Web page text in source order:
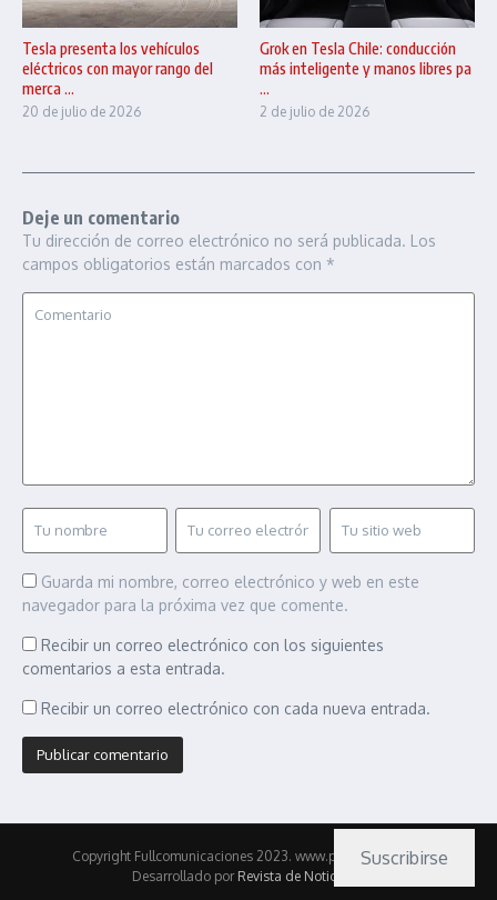
Tesla presenta los vehículos
eléctricos con mayor rango del
merca ...
20 de julio de 2026
Grok en Tesla Chile: conducción
más inteligente y manos libres pa
...
2 de julio de 2026
Deje un comentario
Tu dirección de correo electrónico no será publicada. Los
campos obligatorios están marcados con *
Guarda mi nombre, correo electrónico y web en este
navegador para la próxima vez que comente.
Recibir un correo electrónico con los siguientes
comentarios a esta entrada.
Recibir un correo electrónico con cada nueva entrada.
Copyright Fullcomunicaciones 2023. www.pasionmotor.cl |
Desarrollado por Revista de Noticias X
Suscribirse